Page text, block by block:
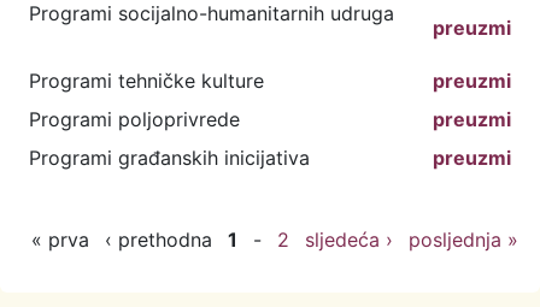
Programi socijalno-humanitarnih udruga
preuzmi
Programi tehničke kulture
preuzmi
Programi poljoprivrede
preuzmi
Programi građanskih inicijativa
preuzmi
« prva ‹ prethodna 1 - 2 sljedeća › posljednja »